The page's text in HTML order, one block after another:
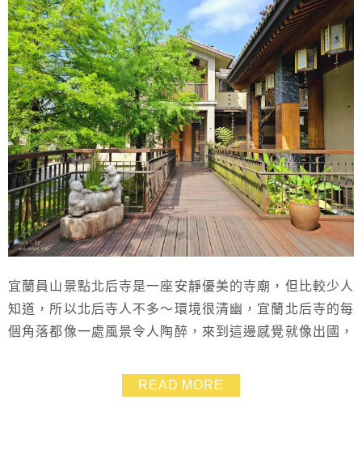
宜蘭員山景點北后寺是一座安靜優美的寺廟，但比較少人
知道，所以北后寺人不多～環境很清幽，宜蘭北后寺的每
個角落都像一處風景令人陶醉，來到這邊感覺就像出國，
READ MORE